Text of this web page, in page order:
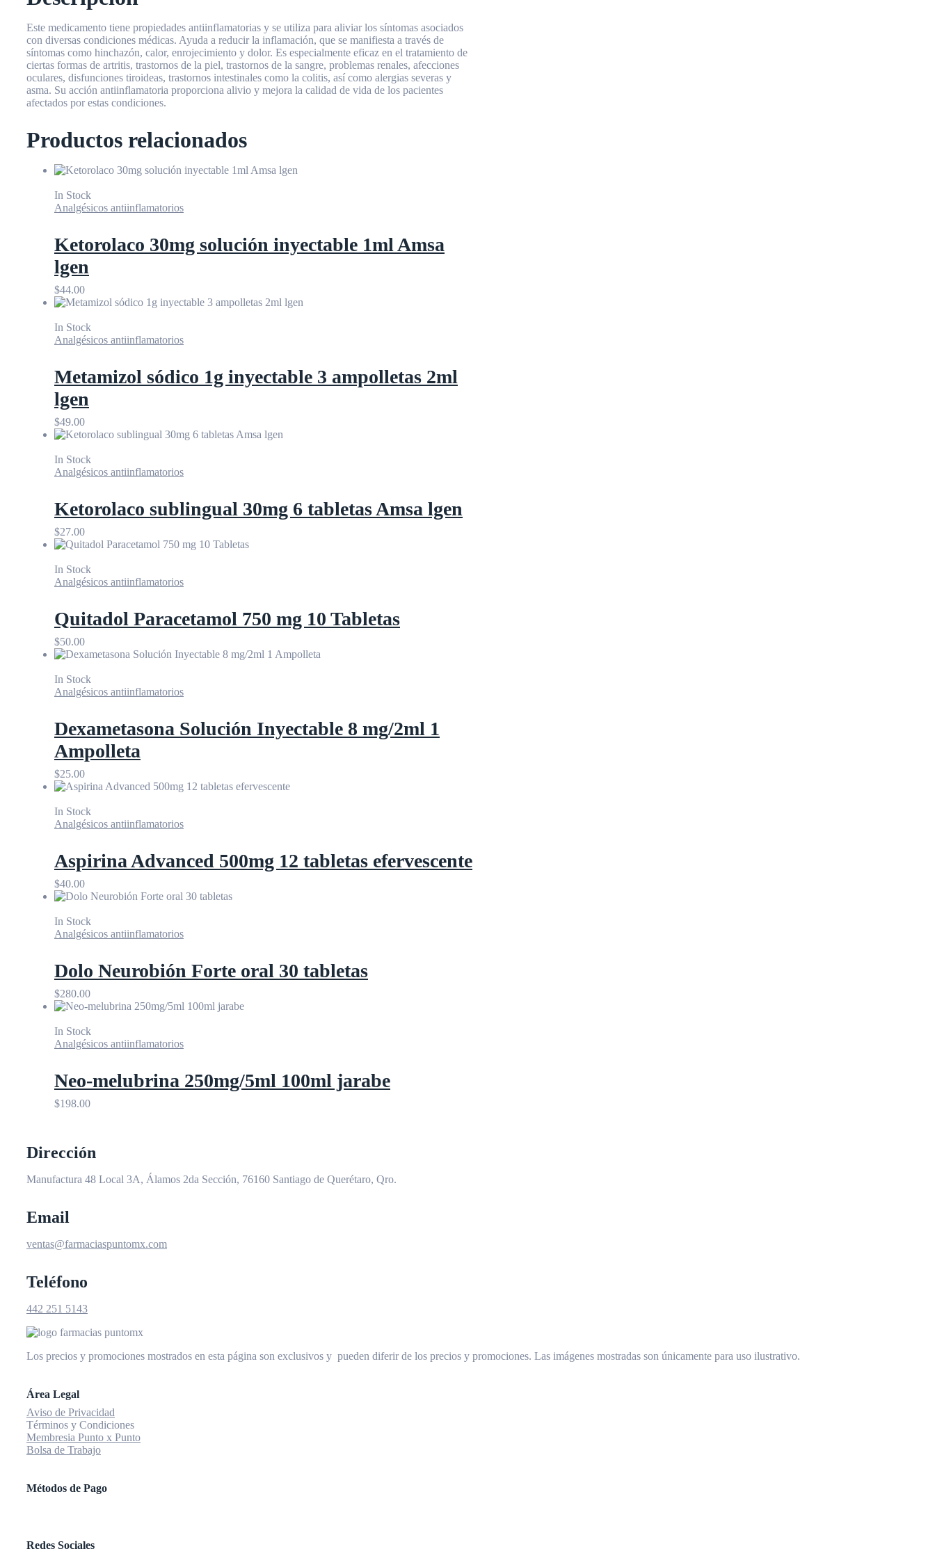
Este medicamento tiene propiedades antiinflamatorias y se utiliza para aliviar los síntomas asociados
con diversas condiciones médicas. Ayuda a reducir la inflamación, que se manifiesta a través de
síntomas como hinchazón, calor, enrojecimiento y dolor. Es especialmente eficaz en el tratamiento de
ciertas formas de artritis, trastornos de la piel, trastornos de la sangre, problemas renales, afecciones
oculares, disfunciones tiroideas, trastornos intestinales como la colitis, así como alergias severas y
asma. Su acción antiinflamatoria proporciona alivio y mejora la calidad de vida de los pacientes
afectados por estas condiciones.
Productos relacionados
In Stock
Analgésicos antiinflamatorios
Ketorolaco 30mg solución inyectable 1ml Amsa
lgen
$44.00
In Stock
Analgésicos antiinflamatorios
Metamizol sódico 1g inyectable 3 ampolletas 2ml
lgen
$49.00
In Stock
Analgésicos antiinflamatorios
Ketorolaco sublingual 30mg 6 tabletas Amsa lgen
$27.00
In Stock
Analgésicos antiinflamatorios
Quitadol Paracetamol 750 mg 10 Tabletas
$50.00
In Stock
Analgésicos antiinflamatorios
Dexametasona Solución Inyectable 8 mg/2ml 1
Ampolleta
$25.00
In Stock
Analgésicos antiinflamatorios
Aspirina Advanced 500mg 12 tabletas efervescente
$40.00
In Stock
Analgésicos antiinflamatorios
Dolo Neurobión Forte oral 30 tabletas
$280.00
In Stock
Analgésicos antiinflamatorios
Neo-melubrina 250mg/5ml 100ml jarabe
$198.00
Dirección
Manufactura 48 Local 3A, Álamos 2da Sección, 76160 Santiago de Querétaro, Qro.
Email
ventas@farmaciaspuntomx.com
Teléfono
442 251 5143
Los precios y promociones mostrados en esta página son exclusivos y pueden diferir de los precios y promociones. Las imágenes mostradas son únicamente para uso ilustrativo.
Área Legal
Aviso de Privacidad
Términos y Condiciones
Membresia Punto x Punto
Bolsa de Trabajo
Métodos de Pago
Redes Sociales